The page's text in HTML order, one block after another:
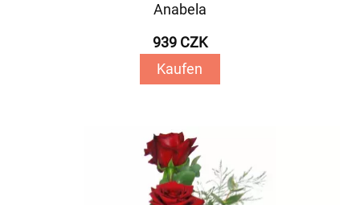
Anabela
939 CZK
Kaufen